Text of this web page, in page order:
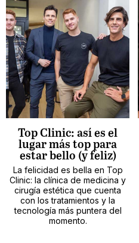
Top Clinic: así es el
lugar más top para
estar bello (y feliz)
La felicidad es bella en Top
Clinic: la clínica de medicina y
cirugía estética que cuenta
con los tratamientos y la
tecnología más puntera del
momento.